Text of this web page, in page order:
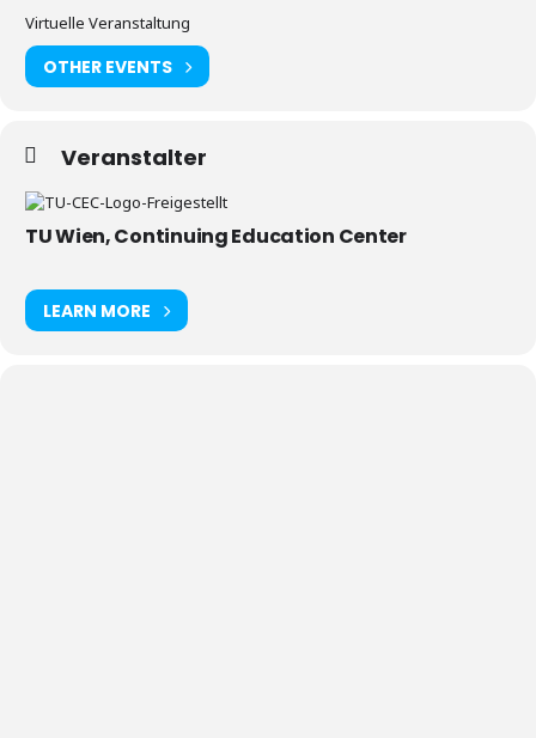
Virtuelle Veranstaltung
OTHER EVENTS
Veranstalter
TU Wien, Continuing Education Center
LEARN MORE